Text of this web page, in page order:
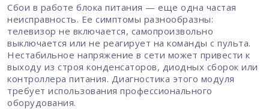
Сбои в работе блока питания — еще одна частая
неисправность. Ее симптомы разнообразны:
телевизор не включается, самопроизвольно
выключается или не реагирует на команды с пульта.
Нестабильное напряжение в сети может привести к
выходу из строя конденсаторов, диодных сборок или
контроллера питания. Диагностика этого модуля
требует использования профессионального
оборудования.